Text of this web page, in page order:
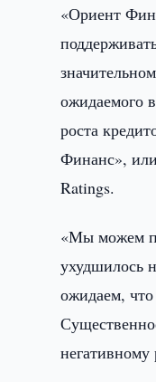
«Ориент
ожидаемого
роста
Финанс»,
Ratings.
«Мы можем
ухудшилось
ожидаем, что
негативному